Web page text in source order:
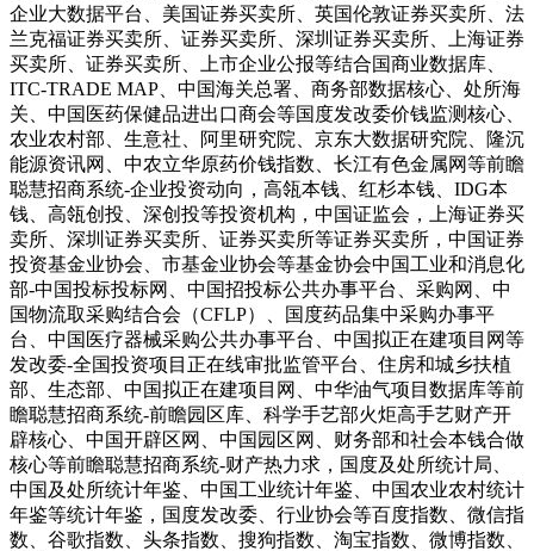
企业大数据平台、美国证券买卖所、英国伦敦证券买卖所、法
兰克福证券买卖所、证券买卖所、深圳证券买卖所、上海证券
买卖所、证券买卖所、上市企业公报等结合国商业数据库、
ITC-TRADE MAP、中国海关总署、商务部数据核心、处所海
关、中国医药保健品进出口商会等国度发改委价钱监测核心、
农业农村部、生意社、阿里研究院、京东大数据研究院、隆沉
能源资讯网、中农立华原药价钱指数、长江有色金属网等前瞻
聪慧招商系统-企业投资动向，高瓴本钱、红杉本钱、IDG本
钱、高瓴创投、深创投等投资机构，中国证监会，上海证券买
卖所、深圳证券买卖所、证券买卖所等证券买卖所，中国证券
投资基金业协会、市基金业协会等基金协会中国工业和消息化
部-中国投标投标网、中国招投标公共办事平台、采购网、中
国物流取采购结合会（CFLP）、国度药品集中采购办事平
台、中国医疗器械采购公共办事平台、中国拟正在建项目网等
发改委-全国投资项目正在线审批监管平台、住房和城乡扶植
部、生态部、中国拟正在建项目网、中华油气项目数据库等前
瞻聪慧招商系统-前瞻园区库、科学手艺部火炬高手艺财产开
辟核心、中国开辟区网、中国园区网、财务部和社会本钱合做
核心等前瞻聪慧招商系统-财产热力求，国度及处所统计局、
中国及处所统计年鉴、中国工业统计年鉴、中国农业农村统计
年鉴等统计年鉴，国度发改委、行业协会等百度指数、微信指
数、谷歌指数、头条指数、搜狗指数、淘宝指数、微博指数、